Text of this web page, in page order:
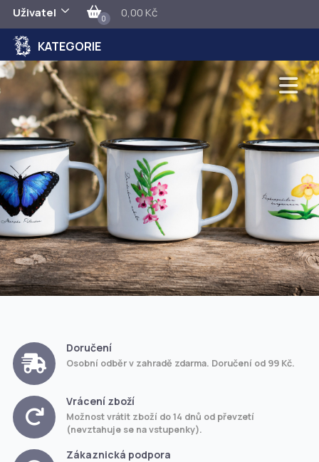
Uživatel 0 0,00 Kč
KATEGORIE
Doručení
Osobní odběr v zahradě zdarma. Doručení od 99 Kč.
Vrácení zboží
Možnost vrátit zboží do 14 dnů od převzetí
(nevztahuje se na vstupenky).
Zákaznická podpora